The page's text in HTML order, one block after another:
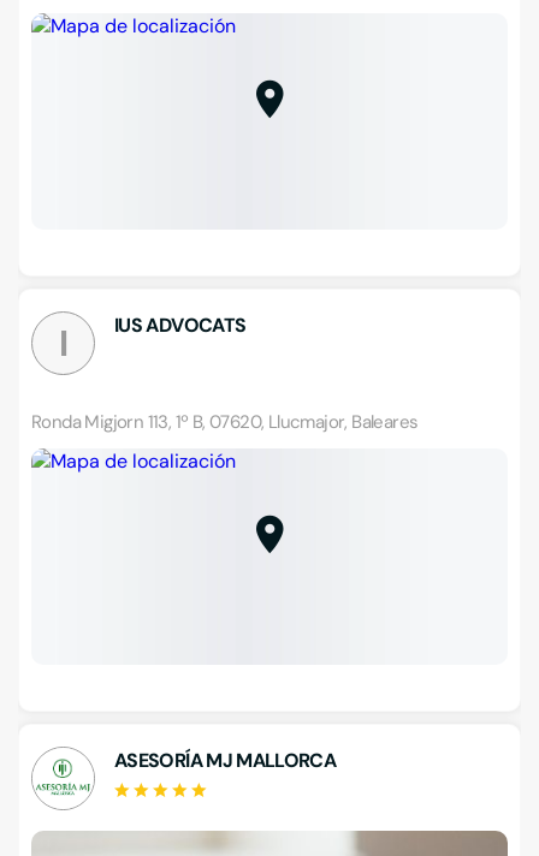
I IUS ADVOCATS
Ronda Migjorn 113, 1º B, 07620, Llucmajor, Baleares
ASESORÍA MJ MALLORCA